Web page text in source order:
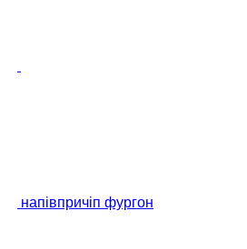
напівпричіп фургон